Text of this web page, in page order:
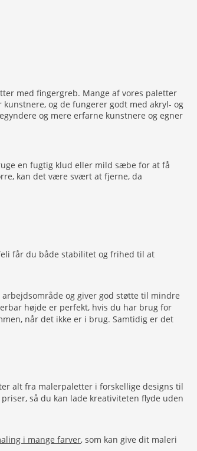
med fingergreb. Mange af vores paletter
og de fungerer godt med akryl- og
og mere erfarne kunstnere og egner
en fugtig klud eller mild sæbe for at få
kan det være svært at fjerne, da
får du både stabilitet og frihed til at
og giver god støtte til mindre
højde er perfekt, hvis du har brug for
når det ikke er i brug. Samtidig er det
alt fra malerpaletter i forskellige designs til
så du kan lade kreativiteten flyde uden
i mange farver, som kan give dit maleri